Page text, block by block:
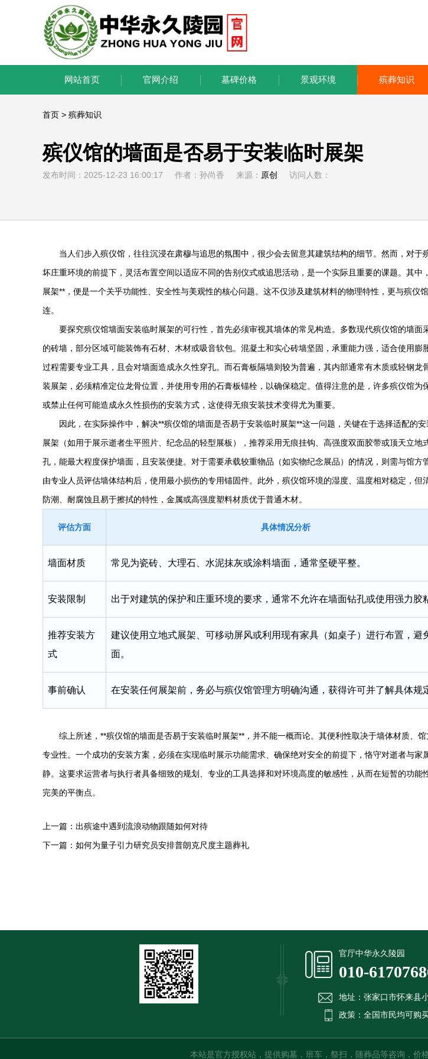
网站首页 官网介绍 墓碑价格 景观环境 殡葬知识
首页 > 殡葬知识
殡仪馆的墙面是否易于安装临时展架
发布时间：2025-12-23 16:00:17 作者：孙尚香 来源： 原创 访问人数：
当人们步入殡仪馆，往往沉浸在肃穆与追思的氛围中，很少会去留意其建筑结构的细节。然而，对于
坏庄重环境的前提下，灵活布置空间以适应不同的告别仪式或追思活动，是一个实际且重要的课题。其中
展架**，便是一个关乎功能性、安全性与美观性的核心问题。这不仅涉及建筑材料的物理特性，更与殡仪
连。
要探究殡仪馆墙面安装临时展架的可行性，首先必须审视其墙体的常见构造。多数现代殡仪馆的墙面
的砖墙，部分区域可能装饰有石材、木材或吸音软包。混凝土和实心砖墙坚固，承重能力强，适合使用膨
过程需要专业工具，且会对墙面造成永久性穿孔。而石膏板隔墙则较为普遍，其内部通常有木质或轻钢龙
装展架，必须精准定位龙骨位置，并使用专用的石膏板锚栓，以确保稳定。值得注意的是，许多殡仪馆为
或禁止任何可能造成永久性损伤的安装方式，这使得无痕安装技术变得尤为重要。
因此，在实际操作中，解决**殡仪馆的墙面是否易于安装临时展架**这一问题，关键在于选择适配的安
展架（如用于展示逝者生平照片、纪念品的轻型展板），推荐采用无痕挂钩、高强度双面胶带或顶天立地
孔，能最大程度保护墙面，且安装便捷。对于需要承载较重物品（如实物纪念展品）的情况，则需与馆方
由专业人员评估墙体结构后，使用最小损伤的专用锚固件。此外，殡仪馆环境的湿度、温度相对稳定，但
防潮、耐腐蚀且易于擦拭的特性，金属或高强度塑料材质优于普通木材。
评估方面 具体情况分析
墙面材质 常见为瓷砖、大理石、水泥抹灰或涂料墙面，通常坚硬平整。
安装限制 出于对建筑的保护和庄重环境的要求，通常不允许在墙面钻孔或使用强力胶
推荐安装方
式
建议使用立地式展架、可移动屏风或利用现有家具（如桌子）进行布置，避
面。
事前确认 在安装任何展架前，务必与殡仪馆管理方明确沟通，获得许可并了解具体规
综上所述，**殡仪馆的墙面是否易于安装临时展架**，并不能一概而论。其便利性取决于墙体材质、馆
专业性。一个成功的安装方案，必须在实现临时展示功能需求、确保绝对安全的前提下，恪守对逝者与家
静。这要求运营者与执行者具备细致的规划、专业的工具选择和对环境高度的敏感性，从而在短暂的功能
完美的平衡点。
上一篇： 出殡途中遇到流浪动物跟随如何对待
下一篇： 如何为量子引力研究员安排普朗克尺度主题葬礼
官厅中华永久陵园
010-
地址：张家口市怀来县
政策：全国市民均可购
本站是官方授权站，提供购墓，班车，祭扫，随葬品等咨询，价